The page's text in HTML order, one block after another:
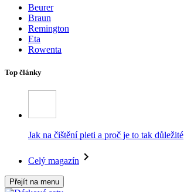
Beurer
Braun
Remington
Eta
Rowenta
Top články
Jak na čištění pleti a proč je to tak důležité
Celý magazín
Přejít na menu